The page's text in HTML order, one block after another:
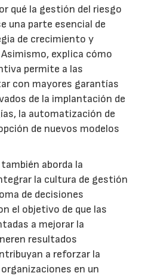
qué la gestión del riesgo
una parte esencial de
de crecimiento y
explica cómo
permite a las
con mayores garantías
de la implantación de
la automatización de
de nuevos modelos
aborda la
la cultura de gestión
de decisiones
el objetivo de que las
a mejorar la
resultados
a reforzar la
en un